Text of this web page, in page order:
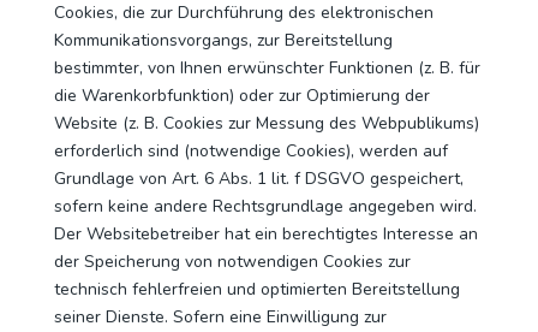
Cookies, die zur Durchführung des elektronischen
Kommunikationsvorgangs, zur Bereitstellung
bestimmter, von Ihnen erwünschter Funktionen (z. B. für
die Warenkorbfunktion) oder zur Optimierung der
Website (z. B. Cookies zur Messung des Webpublikums)
erforderlich sind (notwendige Cookies), werden auf
Grundlage von Art. 6 Abs. 1 lit. f DSGVO gespeichert,
sofern keine andere Rechtsgrundlage angegeben wird.
Der Websitebetreiber hat ein berechtigtes Interesse an
der Speicherung von notwendigen Cookies zur
technisch fehlerfreien und optimierten Bereitstellung
seiner Dienste. Sofern eine Einwilligung zur